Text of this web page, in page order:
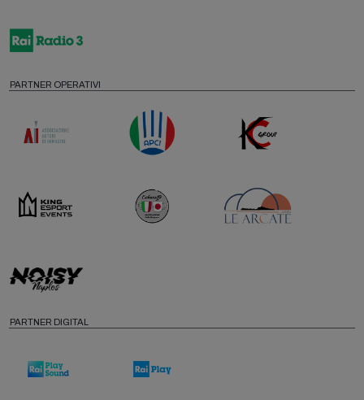
PARTNER OPERATIVI
PARTNER DIGITAL